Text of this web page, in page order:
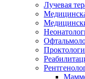
Лучевая